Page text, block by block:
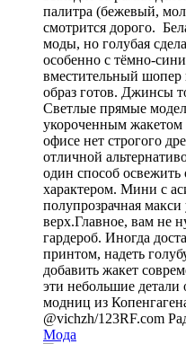
палитра (бежевый,
смотрится дорого.
моды, но голубая
особенно с тёмно-
вместительный
образ готов. Джинсы
Светлые прямые
укороченным
офисе нет строгого
отличной
один способ
характером. Мини с
полупрозрачная
верх.Главное, вам не
гардероб. Иногда
принтом, надеть
добавить жакет
эти небольшие
модниц из
@vichzh/123RF.com
Мода